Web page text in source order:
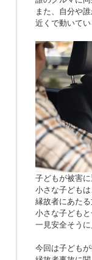
また、自分や
近くで動いて
子どもが被害
小さな子ども
縁故者にあた
小さな子ども
一見安全そう
今回は子ども